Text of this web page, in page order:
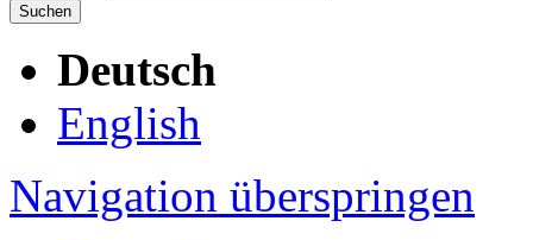
Suchen
Deutsch
English
Navigation überspringen